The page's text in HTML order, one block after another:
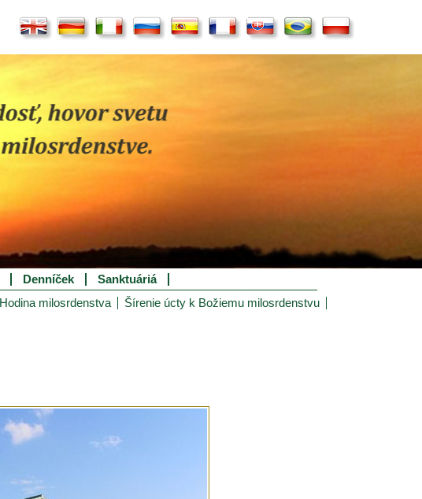
Denníček
Sanktuáriá
Hodina milosrdenstva Šírenie úcty k Božiemu milosrdenstvu